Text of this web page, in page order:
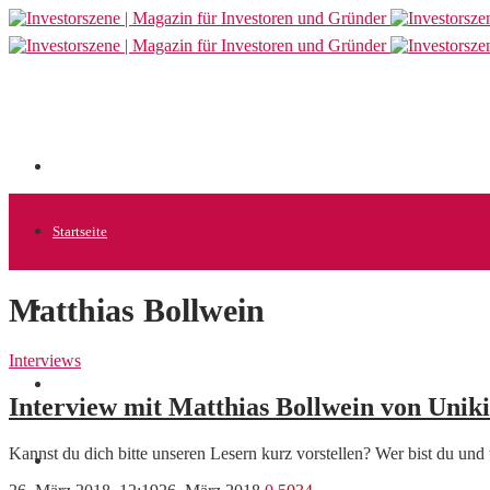
Startseite
Allgemein
News
Matthias Bollwein
Interviews
Interview mit Matthias Bollwein von Uniki
Kannst du dich bitte unseren Lesern kurz vorstellen? Wer bist du